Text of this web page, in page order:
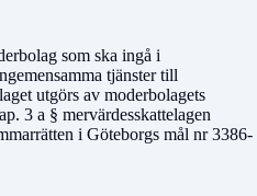
som ska ingå i
tjänster till
utgörs av moderbolagets
3 a § mervärdesskattelagen
i Göteborgs mål nr 3386-